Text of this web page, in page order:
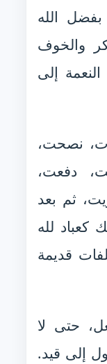
الله
والخوف
إلى
نصحت،
دفعت،
ثم بعد
كعباد لله
قديمة
حتى لا
إلى قيد.